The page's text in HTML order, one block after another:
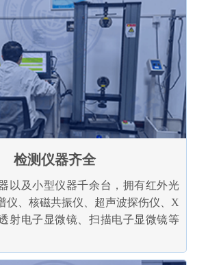
检测仪器齐全
以及小型仪器千余台，拥有红外光
仪、核磁共振仪、超声波探伤仪、X
射电子显微镜、扫描电子显微镜等